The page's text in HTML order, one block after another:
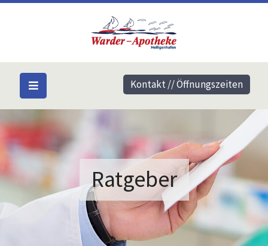
Ratgeber
Kontakt // Öffnungszeiten